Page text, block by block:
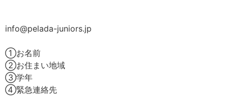
info@pelada-juniors.jp
①お名前
②お住まい地域
③学年
④緊急連絡先